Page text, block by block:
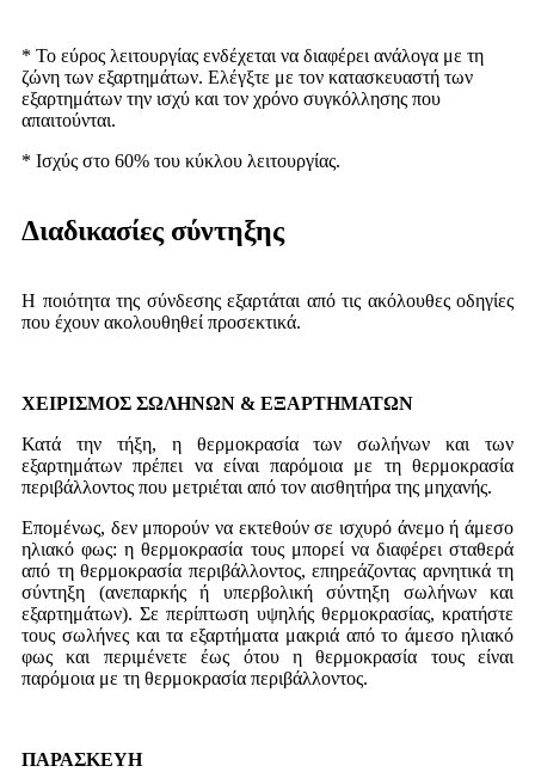
* Το εύρος λειτουργίας ενδέχεται να διαφέρει ανάλογα με τη
ζώνη των εξαρτημάτων. Ελέγξτε με τον κατασκευαστή των
εξαρτημάτων την ισχύ και τον χρόνο συγκόλλησης που
απαιτούνται.
* Ισχύς στο 60% του κύκλου λειτουργίας.
Διαδικασίες σύντηξης
Η ποιότητα της σύνδεσης εξαρτάται από τις ακόλουθες οδηγίες
που έχουν ακολουθηθεί προσεκτικά.
ΧΕΙΡΙΣΜΟΣ ΣΩΛΗΝΩΝ & ΕΞΑΡΤΗΜΑΤΩΝ
Κατά την τήξη, η θερμοκρασία των σωλήνων και των
εξαρτημάτων πρέπει να είναι παρόμοια με τη θερμοκρασία
περιβάλλοντος που μετριέται από τον αισθητήρα της μηχανής.
Επομένως, δεν μπορούν να εκτεθούν σε ισχυρό άνεμο ή άμεσο
ηλιακό φως: η θερμοκρασία τους μπορεί να διαφέρει σταθερά
από τη θερμοκρασία περιβάλλοντος, επηρεάζοντας αρνητικά τη
σύντηξη (ανεπαρκής ή υπερβολική σύντηξη σωλήνων και
εξαρτημάτων). Σε περίπτωση υψηλής θερμοκρασίας, κρατήστε
τους σωλήνες και τα εξαρτήματα μακριά από το άμεσο ηλιακό
φως και περιμένετε έως ότου η θερμοκρασία τους είναι
παρόμοια με τη θερμοκρασία περιβάλλοντος.
ΠΑΡΑΣΚΕΥΗ